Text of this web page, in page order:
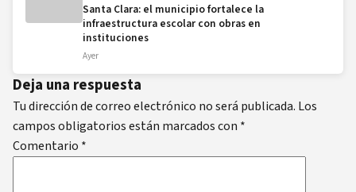
Santa Clara: el municipio fortalece la
infraestructura escolar con obras en
instituciones
Ayer
Deja una respuesta
Tu dirección de correo electrónico no será publicada. Los
campos obligatorios están marcados con *
Comentario *